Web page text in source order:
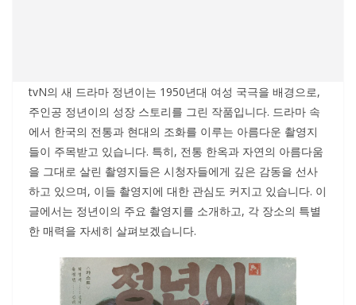
tvN의 새 드라마 정년이는 1950년대 여성 국극을 배경으로,
주인공 정년이의 성장 스토리를 그린 작품입니다. 드라마 속
에서 한국의 전통과 현대의 조화를 이루는 아름다운 촬영지
들이 주목받고 있습니다. 특히, 전통 한옥과 자연의 아름다움
을 그대로 살린 촬영지들은 시청자들에게 깊은 감동을 선사
하고 있으며, 이들 촬영지에 대한 관심도 커지고 있습니다. 이
글에서는 정년이의 주요 촬영지를 소개하고, 각 장소의 특별
한 매력을 자세히 살펴보겠습니다.